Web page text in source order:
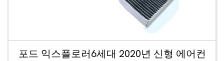
포드 익스플로러6세대 2020년 신형 에어컨